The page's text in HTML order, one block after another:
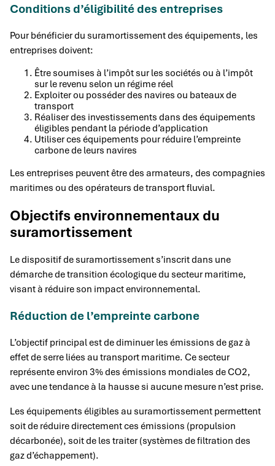
Conditions d’éligibilité des entreprises
Pour bénéficier du suramortissement des équipements, les
entreprises doivent:
Être soumises à l’impôt sur les sociétés ou à l’impôt
sur le revenu selon un régime réel
Exploiter ou posséder des navires ou bateaux de
transport
Réaliser des investissements dans des équipements
éligibles pendant la période d’application
Utiliser ces équipements pour réduire l’empreinte
carbone de leurs navires
Les entreprises peuvent être des armateurs, des compagnies
maritimes ou des opérateurs de transport fluvial.
Objectifs environnementaux du
suramortissement
Le dispositif de suramortissement s’inscrit dans une
démarche de transition écologique du secteur maritime,
visant à réduire son impact environnemental.
Réduction de l’empreinte carbone
L’objectif principal est de diminuer les émissions de gaz à
effet de serre liées au transport maritime. Ce secteur
représente environ 3% des émissions mondiales de CO2,
avec une tendance à la hausse si aucune mesure n’est prise.
Les équipements éligibles au suramortissement permettent
soit de réduire directement ces émissions (propulsion
décarbonée), soit de les traiter (systèmes de filtration des
gaz d’échappement).